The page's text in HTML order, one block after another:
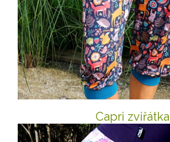
Capri zviřátka